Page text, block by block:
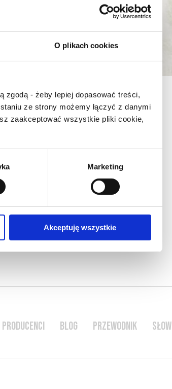
O plikach cookies
zgodą - żeby lepiej dopasować treści,
ze strony możemy łączyć z danymi
zaakceptować wszystkie pliki cookie,
Marketing
Akceptuję wszystkie
PRODUCENCI BLOG PRZEWODNIK